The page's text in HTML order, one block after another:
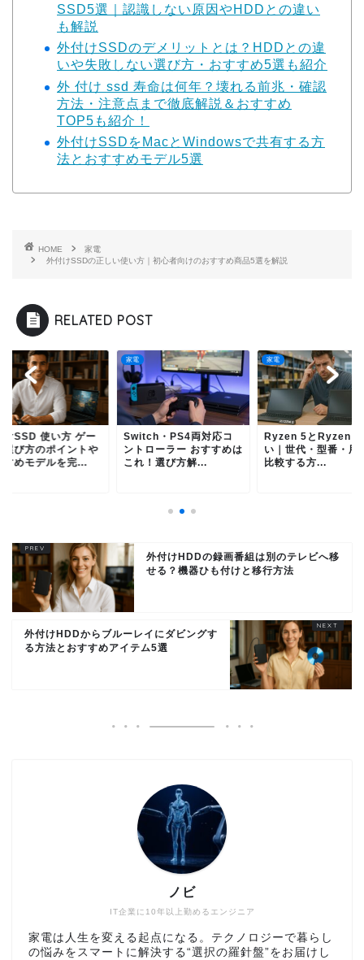
SSD5選｜認識しない原因やHDDとの違い
も解説
外付けSSDのデメリットとは？HDDとの違
いや失敗しない選び方・おすすめ5選も紹介
外 付け ssd 寿命は何年？壊れる前兆・確認
方法・注意点まで徹底解説＆おすすめ
TOP5も紹介！
外付けSSDをMacとWindowsで共有する方
法とおすすめモデル5選
HOME
家電
外付けSSDの正しい使い方｜初心者向けのおすすめ商品5選を解説
RELATED POST
・PS4両対応コ
ローラー おすすめは
！選び方解...
家電
Ryzen 5とRyzen 7の違
い｜世代・型番・用途で
比較する方...
家電
外付けSSD 使い方
ム｜選び方のポイン
おすすめモデルを完
外付けHDDの録画番組は別のテレビへ移
せる？機器ひも付けと移行方法
外付けHDDからブルーレイにダビングす
る方法とおすすめアイテム5選
IT企業に10年以上勤めるエンジニア
ノビ
家電は人生を変える起点になる。テクノロジーで暮らし
の悩みをスマートに解決する“選択の羅針盤”をお届けし